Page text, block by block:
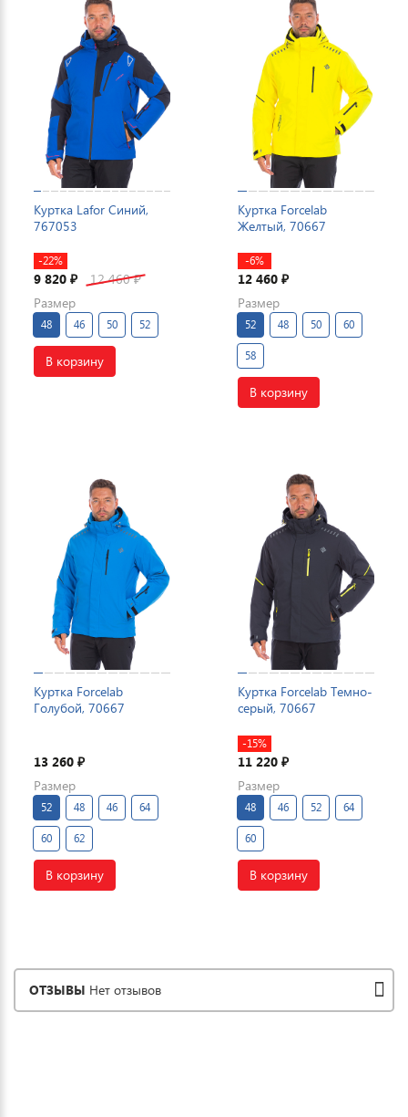
Куртка Lafor Синий,
767053
-22%
9 820 ₽ 12 460₽
Размер
48 46 50 52
В корзину
Куртка Forcelab
Желтый, 70667
-6%
12 460 ₽
Размер
52 48 50 60
58
В корзину
Куртка Forcelab
Голубой, 70667
13 260 ₽
Размер
52 48 46 64
60 62
В корзину
Куртка Forcelab Темно-
серый, 70667
-15%
11 220 ₽
Размер
48 46 52 64
60
В корзину
ОТЗЫВЫ Нет отзывов